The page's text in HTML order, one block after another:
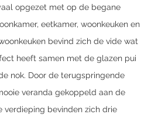
opgezet met op de begane
eetkamer, woonkeuken en
bevind zich de vide wat
heeft samen met de glazen pui
nok. Door de terugspringende
veranda gekoppeld aan de
verdieping bevinden zich drie